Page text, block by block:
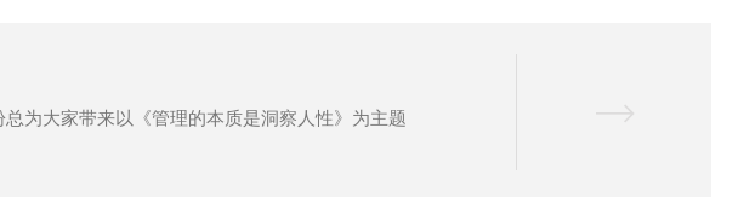
为大家带来以《管理的本质是洞察人性》为主题